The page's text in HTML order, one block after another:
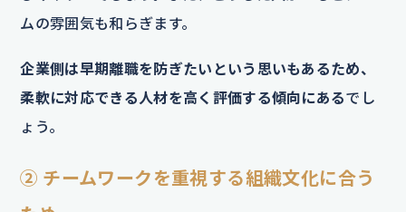
ムの雰囲気も和らぎます。
企業側は早期離職を防ぎたいという思いもあるため、
柔軟に対応できる人材を高く評価する傾向にあるでし
ょう。
② チームワークを重視する組織文化に合う